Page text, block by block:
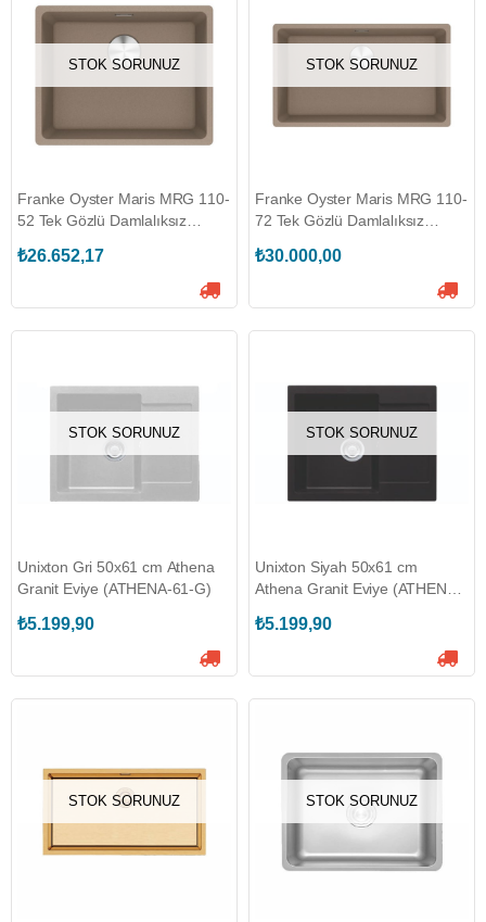
STOK SORUNUZ
Franke Oyster Maris MRG 110-
52 Tek Gözlü Damlalıksız
₺26.652,17
STOK SORUNUZ
Franke Oyster Maris MRG 110-
72 Tek Gözlü Damlalıksız
₺30.000,00
STOK SORUNUZ
Unixton Gri 50x61 cm Athena
Granit Eviye (ATHENA-61-G)
₺5.199,90
STOK SORUNUZ
Unixton Siyah 50x61 cm
Athena Granit Eviye (ATHENA-
₺5.199,90
STOK SORUNUZ STOK SORUNUZ